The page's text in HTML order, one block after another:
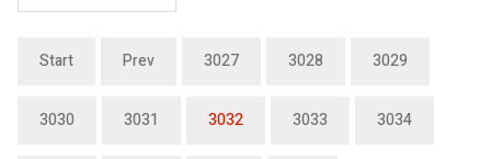
Start Prev 3027 3028 3029
3030 3031 3032 3033 3034